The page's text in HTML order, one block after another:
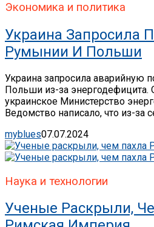
Экономика и политика
Украина Запросила
Румынии И Польши
Украина запросила аварийную
Польши из-за энергодефицита.
украинское Министерство
Ведомство написало, что из-за
myblues07.07.2024
Наука и технологии
Ученые Раскрыли,